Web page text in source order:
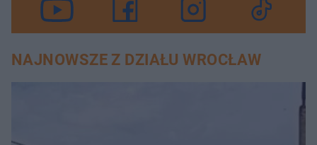
NAJNOWSZE Z DZIAŁU WROCŁAW